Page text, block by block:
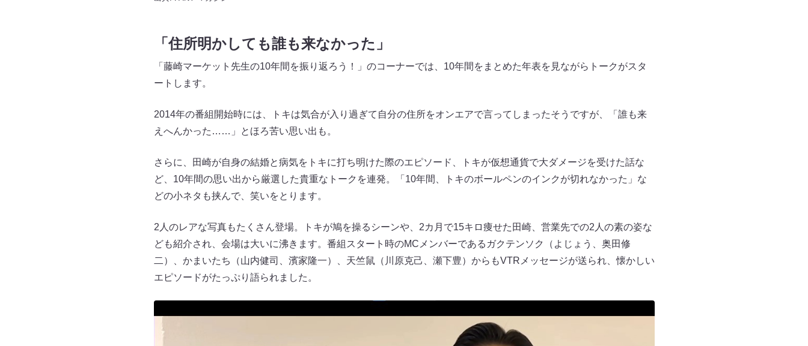
「住所明かしても誰も来なかった」
「藤崎マーケット先生の10年間を振り返ろう！」のコーナーでは、10年間をまとめた年表を見ながらトークがスタ
ートします。
2014年の番組開始時には、トキは気合が入り過ぎて自分の住所をオンエアで言ってしまったそうですが、「誰も来
えへんかった……」とほろ苦い思い出も。
さらに、田崎が自身の結婚と病気をトキに打ち明けた際のエピソード、トキが仮想通貨で大ダメージを受けた話な
ど、10年間の思い出から厳選した貴重なトークを連発。「10年間、トキのボールペンのインクが切れなかった」な
どの小ネタも挟んで、笑いをとります。
2人のレアな写真もたくさん登場。トキが鳩を操るシーンや、2カ月で15キロ痩せた田崎、営業先での2人の素の姿な
ども紹介され、会場は大いに沸きます。番組スタート時のMCメンバーであるガクテンソク（よじょう、奥田修
二）、かまいたち（山内健司、濱家隆一）、天竺鼠（川原克己、瀬下豊）からもVTRメッセージが送られ、懐かしい
エピソードがたっぷり語られました。